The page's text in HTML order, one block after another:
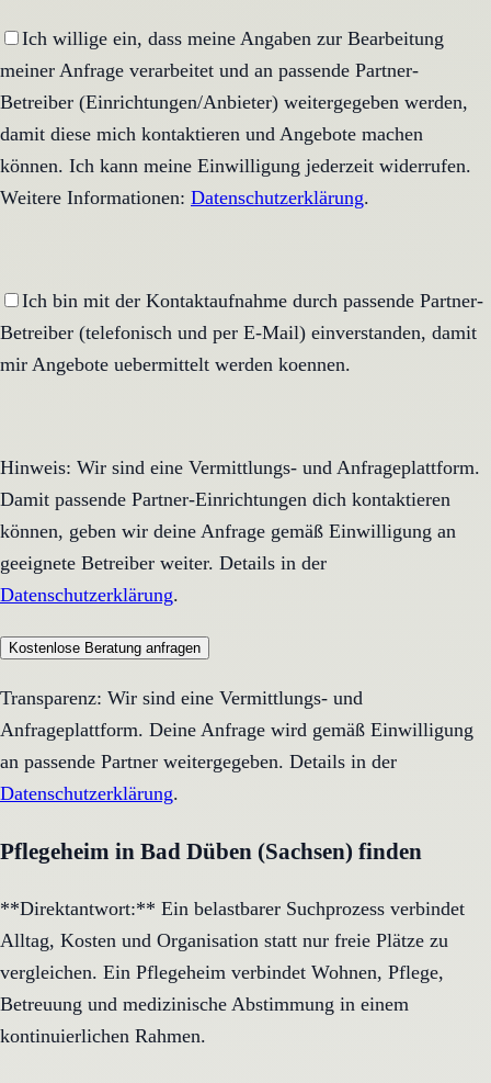
Ich willige ein, dass meine Angaben zur Bearbeitung
meiner Anfrage verarbeitet und an passende Partner-
Betreiber (Einrichtungen/Anbieter) weitergegeben werden,
damit diese mich kontaktieren und Angebote machen
können. Ich kann meine Einwilligung jederzeit widerrufen.
Weitere Informationen: Datenschutzerklärung.
Ich bin mit der Kontaktaufnahme durch passende Partner-
Betreiber (telefonisch und per E-Mail) einverstanden, damit
mir Angebote uebermittelt werden koennen.
Hinweis: Wir sind eine Vermittlungs- und Anfrageplattform.
Damit passende Partner-Einrichtungen dich kontaktieren
können, geben wir deine Anfrage gemäß Einwilligung an
geeignete Betreiber weiter. Details in der
Datenschutzerklärung.
Kostenlose Beratung anfragen
Transparenz: Wir sind eine Vermittlungs- und
Anfrageplattform. Deine Anfrage wird gemäß Einwilligung
an passende Partner weitergegeben. Details in der
Datenschutzerklärung.
Pflegeheim in Bad Düben (Sachsen) finden
**Direktantwort:** Ein belastbarer Suchprozess verbindet
Alltag, Kosten und Organisation statt nur freie Plätze zu
vergleichen. Ein Pflegeheim verbindet Wohnen, Pflege,
Betreuung und medizinische Abstimmung in einem
kontinuierlichen Rahmen.